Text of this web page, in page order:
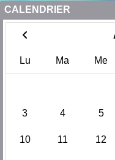
CALENDRIER
Lu Ma Me
3 4 5
10 11 12